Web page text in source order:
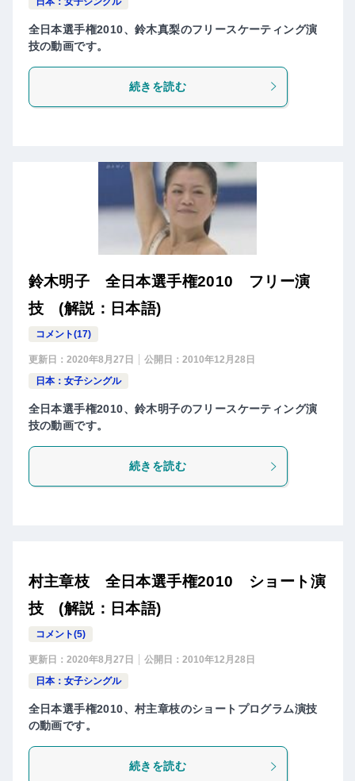
全日本選手権2010、鈴木真梨のフリースケーティング演
技の動画です。
続きを読む
鈴木明子 全日本選手権2010 フリー演
技 (解説：日本語)
コメント(17)
更新日： 2020年8月27日 公開日： 2010年12月28日
日本：女子シングル
全日本選手権2010、鈴木明子のフリースケーティング演
技の動画です。
続きを読む
村主章枝 全日本選手権2010 ショート演
技 (解説：日本語)
コメント(5)
更新日： 2020年8月27日 公開日： 2010年12月28日
日本：女子シングル
全日本選手権2010、村主章枝のショートプログラム演技
の動画です。
続きを読む